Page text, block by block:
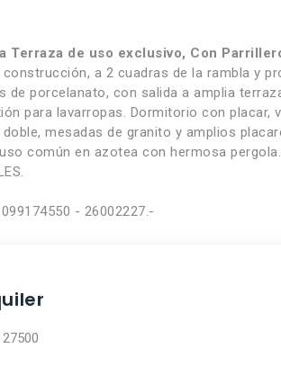
Terraza de uso exclusivo, Con
construcción, a 2 cuadras de la rambla y
de porcelanato, con salida a amplia
para lavarropas. Dormitorio con placar,
mesadas de granito y amplios
común en azotea con hermosa pergola.
- 26002227.-